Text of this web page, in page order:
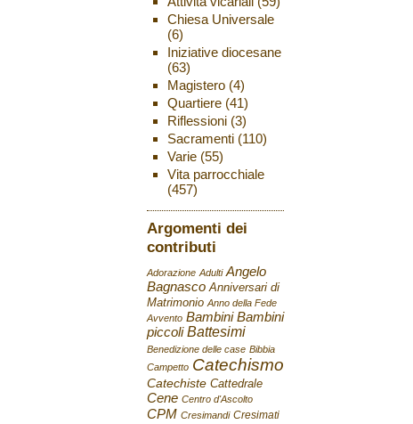
Chiesa Universale
(6)
Iniziative diocesane
(63)
Magistero(4)
Quartiere(41)
Riflessioni(3)
Sacramenti(110)
Varie(55)
Vita parrocchiale
(457)
Argomenti dei
contributi
Adorazione Adulti Angelo
Bagnasco Anniversari di
Matrimonio Anno della Fede
Avvento Bambini Bambini
piccoli Battesimi
Benedizione delle case Bibbia
Campetto Catechismo
Catechiste Cattedrale
Cene Centro d'Ascolto
CPM Cresimandi Cresimati